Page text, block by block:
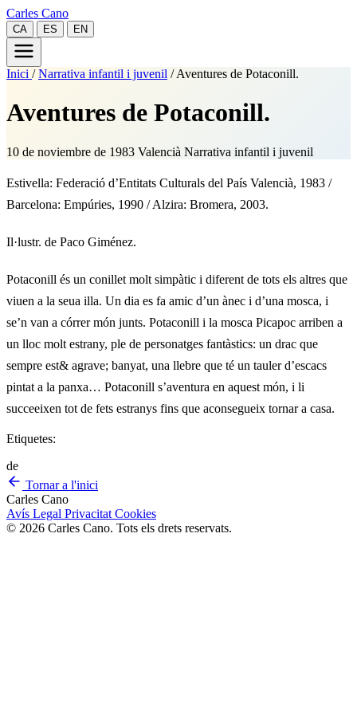
Carles Cano
CA ES EN
Inici / Narrativa infantil i juvenil / Aventures de Potaconill.
Aventures de Potaconill.
10 de noviembre de 1983 Valencià Narrativa infantil i juvenil
Estivella: Federació d’Entitats Culturals del País Valencià, 1983 /
Barcelona: Empúries, 1990 / Alzira: Bromera, 2003.
Il·lustr. de Paco Giménez.
Potaconill és un conillet molt simpàtic i diferent de tots els altres que
viuen a la seua illa. Un dia es fa amic d’un ànec i d’una mosca, i
se’n van a córrer món junts. Potaconill i la mosca Picapoc arriben a
un lloc molt estrany, ple de personatges fantàstics: un drac que
sempre est& agrave; banyat, una llebre que té un tauler d’escacs
pintat a la panxa… Potaconill s’aventura en aquest món, i li
succeeixen tot de fets estranys fins que aconsegueix tornar a casa.
Etiquetes:
de
Tornar a l'inici
Carles Cano
Avís Legal Privacitat Cookies
© 2026 Carles Cano. Tots els drets reservats.